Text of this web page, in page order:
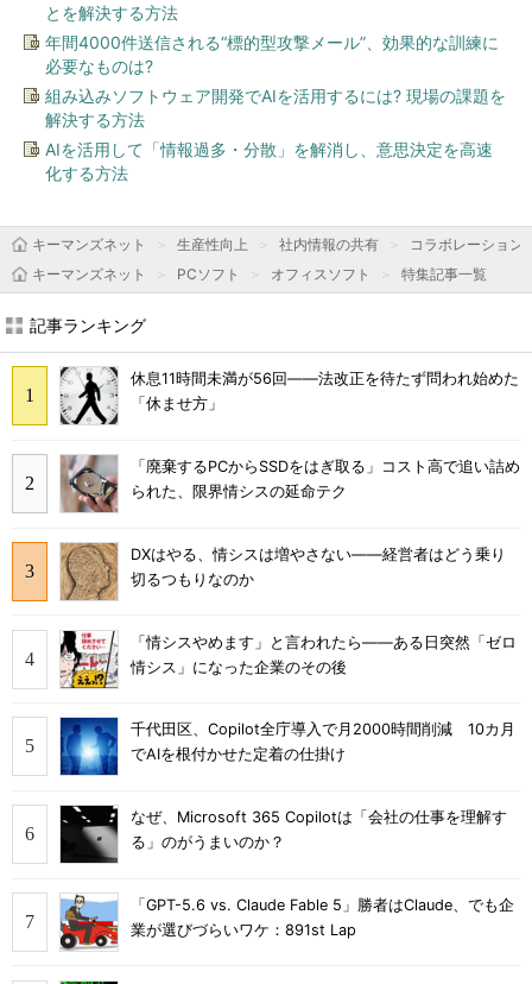
とを解決する方法
年間4000件送信される“標的型攻撃メール”、効果的な訓練に
必要なものは?
組み込みソフトウェア開発でAIを活用するには? 現場の課題を
解決する方法
AIを活用して「情報過多・分散」を解消し、意思決定を高速
化する方法
キーマンズネット 生産性向上 社内情報の共有
コラボレーション
キーマンズネット
PCソフト オフィスソフト 特集記事一覧
記事ランキング
休息11時間未満が56回――法改正を待たず問われ始めた
「休ませ方」
「廃棄するPCからSSDをはぎ取る」コスト高で追い詰め
られた、限界情シスの延命テク
DXはやる、情シスは増やさない――経営者はどう乗り
切るつもりなのか
「情シスやめます」と言われたら――ある日突然「ゼロ
情シス」になった企業のその後
千代田区、Copilot全庁導入で月2000時間削減 10カ月
でAIを根付かせた定着の仕掛け
なぜ、Microsoft 365 Copilotは「会社の仕事を理解す
る」のがうまいのか？
「GPT-5.6 vs. Claude Fable 5」勝者はClaude、でも企
業が選びづらいワケ：891st Lap